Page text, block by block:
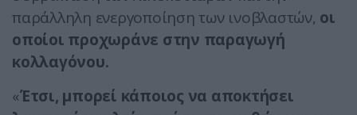
παράλληλη ενεργοποίηση των ινοβλαστών, οι
οποίοι προχωράνε στην παραγωγή
κολλαγόνου.
«Έτσι, μπορεί κάποιος να αποκτήσει